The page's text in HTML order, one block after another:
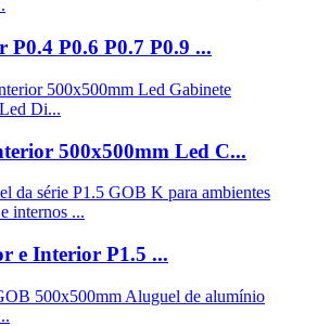
P0.4 P0.6 P0.7 P0.9 ...
500x500mm Led C...
e Interior P1.5 ...